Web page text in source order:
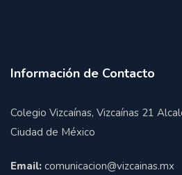
Información de Contacto
Colegio Vizcaínas, Vizcaínas 21
Ciudad de México
Email: comunicacion@vizcainas.mx